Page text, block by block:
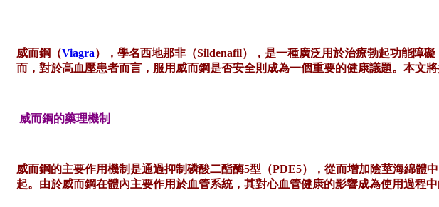
威而鋼（Viagra），學名西地那非（Sildenafil），是一種廣泛用於治療勃起功能障
而，對於高血壓患者而言，服用威而鋼是否安全則成為一個重要的健康議題。本文
威而鋼的藥理機制
威而鋼的主要作用機制是通過抑制磷酸二酯酶5型（PDE5），從而增加陰莖海綿體
起。由於威而鋼在體內主要作用於血管系統，其對心血管健康的影響成為使用過程中